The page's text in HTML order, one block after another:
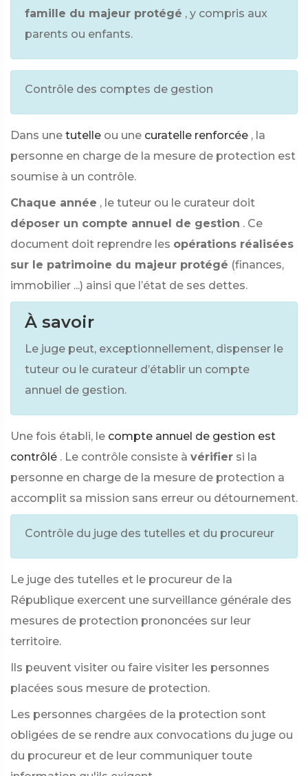
famille du majeur protégé , y compris aux
parents ou enfants.
Contrôle des comptes de gestion
Dans une tutelle ou une curatelle renforcée , la
personne en charge de la mesure de protection est
soumise à un contrôle.
Chaque année , le tuteur ou le curateur doit
déposer un compte annuel de gestion . Ce
document doit reprendre les opérations réalisées
sur le patrimoine du majeur protégé (finances,
immobilier ...) ainsi que l’état de ses dettes.
À savoir
Le juge peut, exceptionnellement, dispenser le
tuteur ou le curateur d’établir un compte
annuel de gestion.
Une fois établi, le compte annuel de gestion est
contrôlé . Le contrôle consiste à vérifier si la
personne en charge de la mesure de protection a
accomplit sa mission sans erreur ou détournement.
Contrôle du juge des tutelles et du procureur
Le juge des tutelles et le procureur de la
République exercent une surveillance générale des
mesures de protection prononcées sur leur
territoire.
Ils peuvent visiter ou faire visiter les personnes
placées sous mesure de protection.
Les personnes chargées de la protection sont
obligées de se rendre aux convocations du juge ou
du procureur et de leur communiquer toute